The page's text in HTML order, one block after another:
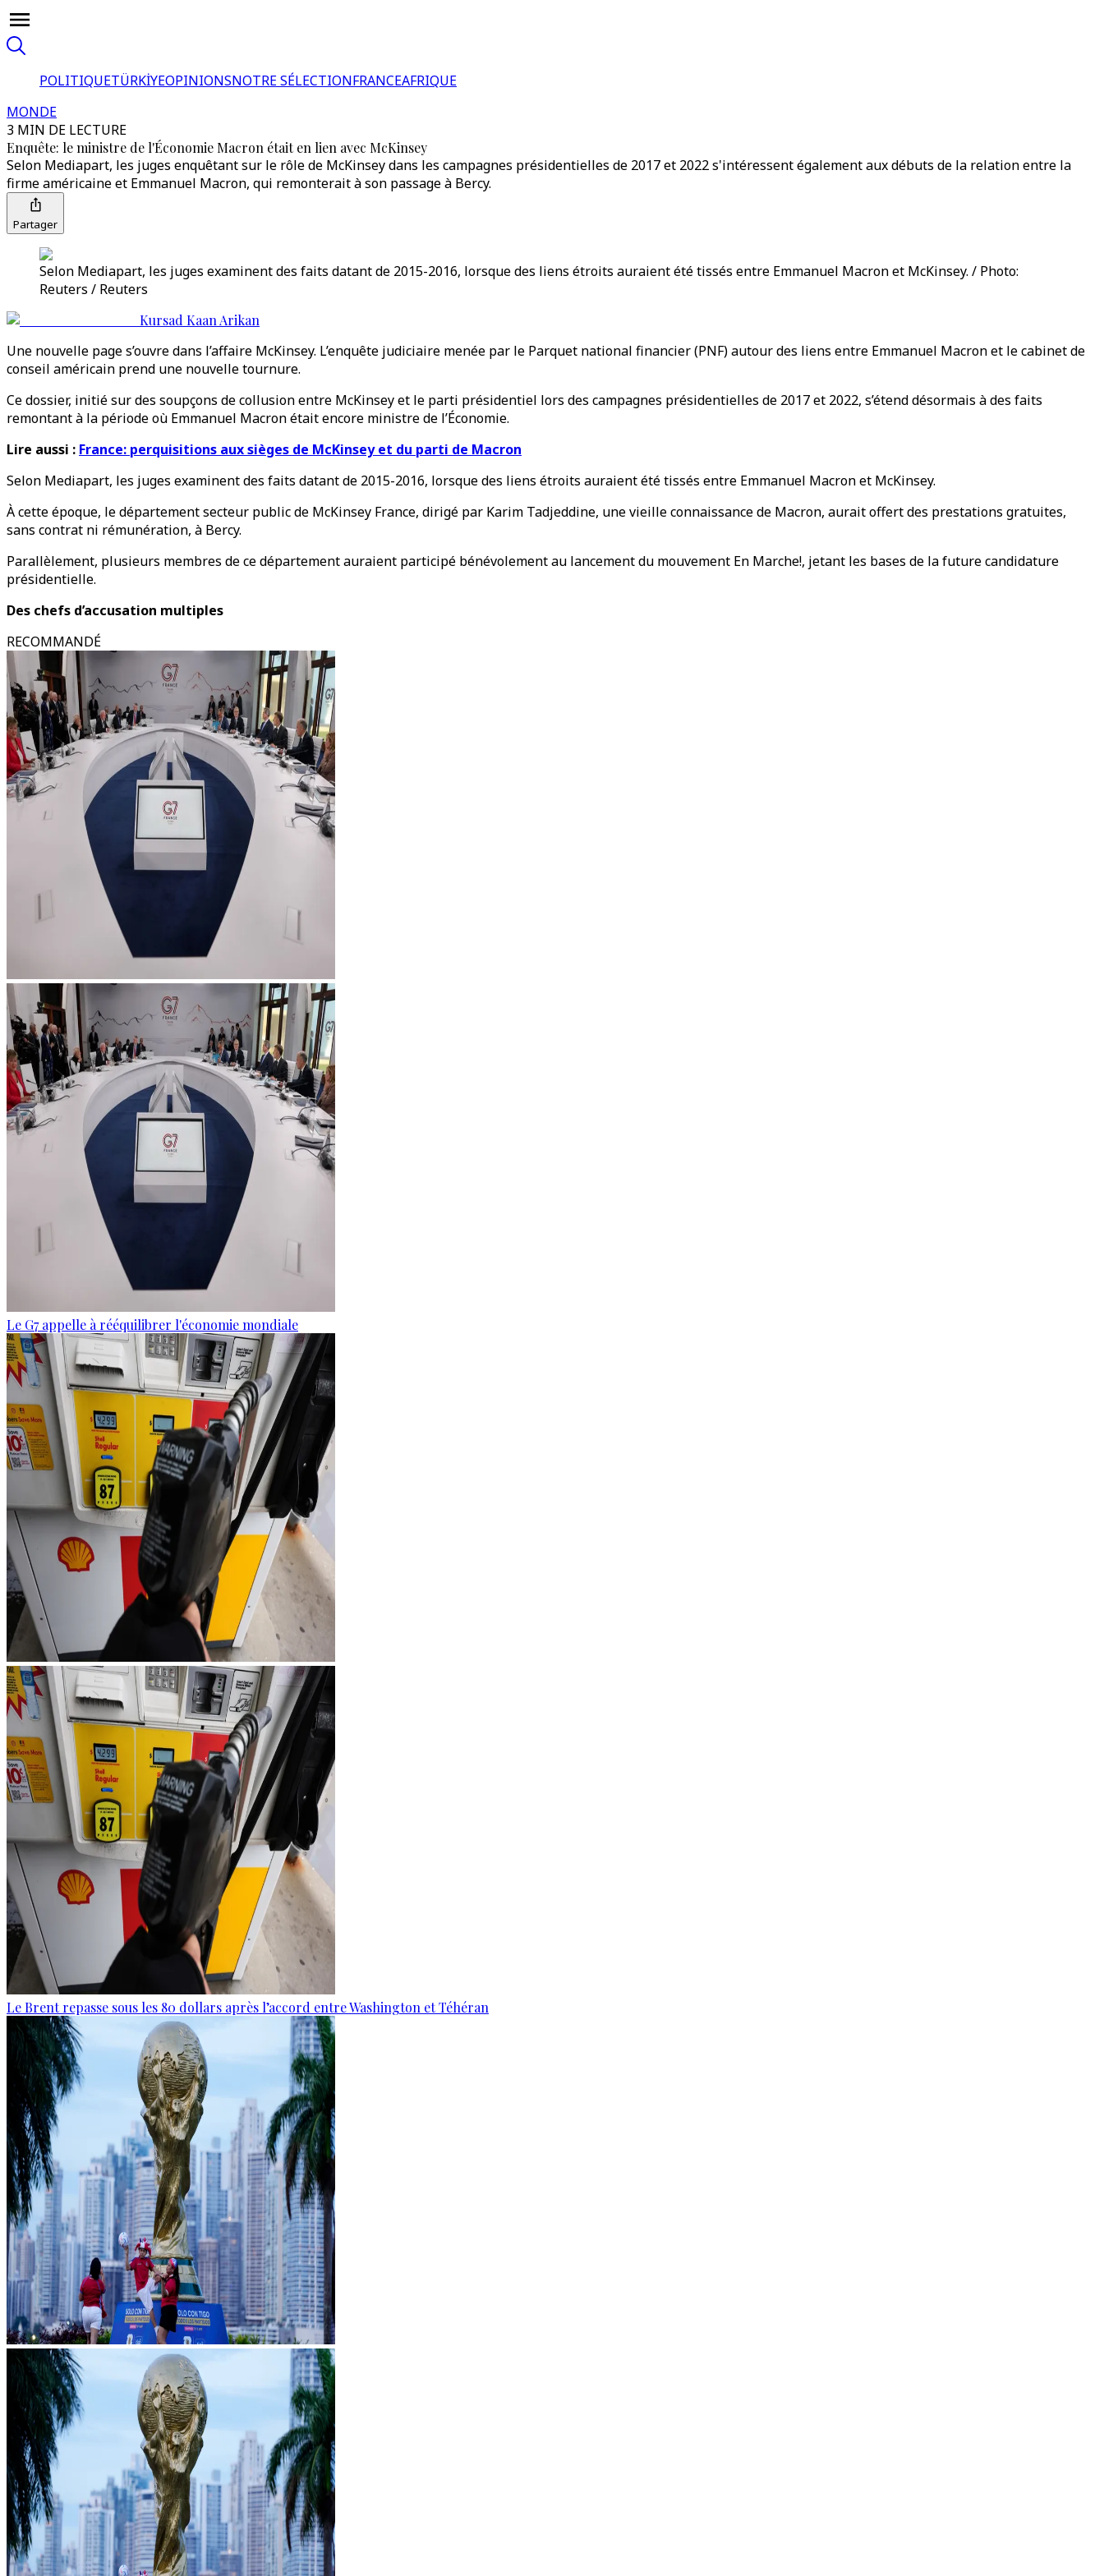
POLITIQUETÜRKİYEOPINIONSNOTRE SÉLECTIONFRANCEAFRIQUE
MONDE
3 MIN DE LECTURE
Enquête: le ministre de l'Économie Macron était en lien avec McKinsey
Selon Mediapart, les juges enquêtant sur le rôle de McKinsey dans les campagnes présidentielles de 2017 et 2022 s'intéressent également aux débuts de la relation entre la
firme américaine et Emmanuel Macron, qui remonterait à son passage à Bercy.
Partager
Selon Mediapart, les juges examinent des faits datant de 2015-2016, lorsque des liens étroits auraient été tissés entre Emmanuel Macron et McKinsey. / Photo:
Reuters / Reuters
Kursad Kaan Arikan
Une nouvelle page s’ouvre dans l’affaire McKinsey. L’enquête judiciaire menée par le Parquet national financier (PNF) autour des liens entre Emmanuel Macron et le cabinet de
conseil américain prend une nouvelle tournure.
Ce dossier, initié sur des soupçons de collusion entre McKinsey et le parti présidentiel lors des campagnes présidentielles de 2017 et 2022, s’étend désormais à des faits
remontant à la période où Emmanuel Macron était encore ministre de l’Économie.
Lire aussi : France: perquisitions aux sièges de McKinsey et du parti de Macron
Selon Mediapart, les juges examinent des faits datant de 2015-2016, lorsque des liens étroits auraient été tissés entre Emmanuel Macron et McKinsey.
À cette époque, le département secteur public de McKinsey France, dirigé par Karim Tadjeddine, une vieille connaissance de Macron, aurait offert des prestations gratuites,
sans contrat ni rémunération, à Bercy.
Parallèlement, plusieurs membres de ce département auraient participé bénévolement au lancement du mouvement En Marche!, jetant les bases de la future candidature
présidentielle.
Des chefs d’accusation multiples
RECOMMANDÉ
Le G7 appelle à rééquilibrer l'économie mondiale
Le Brent repasse sous les 80 dollars après l’accord entre Washington et Téhéran